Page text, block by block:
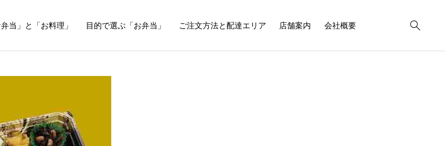
当」と「お料理」 目的で選ぶ「お弁当」 ご注文方法と配達エリア 店舗案内 会社概要